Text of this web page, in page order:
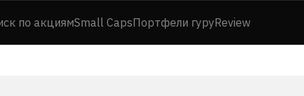
по акциямSmall CapsПортфели гуруReview